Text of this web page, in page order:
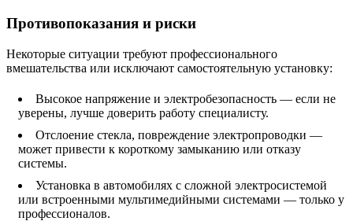
Противопоказания и риски
Некоторые ситуации требуют профессионального
вмешательства или исключают самостоятельную установку:
Высокое напряжение и электробезопасность — если не
уверены, лучше доверить работу специалисту.
Отслоение стекла, повреждение электропроводки —
может привести к короткому замыканию или отказу
системы.
Установка в автомобилях с сложной электросистемой
или встроенными мультимедийными системами — только у
профессионалов.